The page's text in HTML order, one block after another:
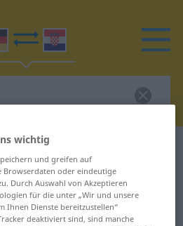
Wörterbuch
Übersetzung für
wichtig
und greifen auf
Browserdaten oder eindeutige
Durch Auswahl von Akzeptieren
für die unter „Wir und unsere
Ihnen Dienste bereitzustellen“
deaktiviert sind, sind manche